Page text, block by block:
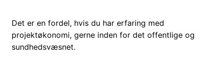
Det er en fordel, hvis du har erfaring med
projektøkonomi, gerne inden for det offentlige og
sundhedsvæsnet.